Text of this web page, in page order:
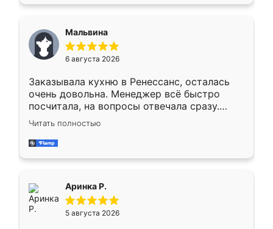
меньше, здесь же он более разнообразный.
Мне нравится ,если что-то потребуется из
мебели буду заказывать только здесь.
Мальвина
6 августа 2026
Заказывала кухню в Ренессанс, осталась
очень довольна. Менеджер всё быстро
посчитала, на вопросы отвечала сразу.
Замерщик приехал в субботу, подошёл к
делу со всей ответственностью. Собрали
за день, ребята работали аккуратно, даже
Читать полностью
Аринка Р.
5 августа 2026